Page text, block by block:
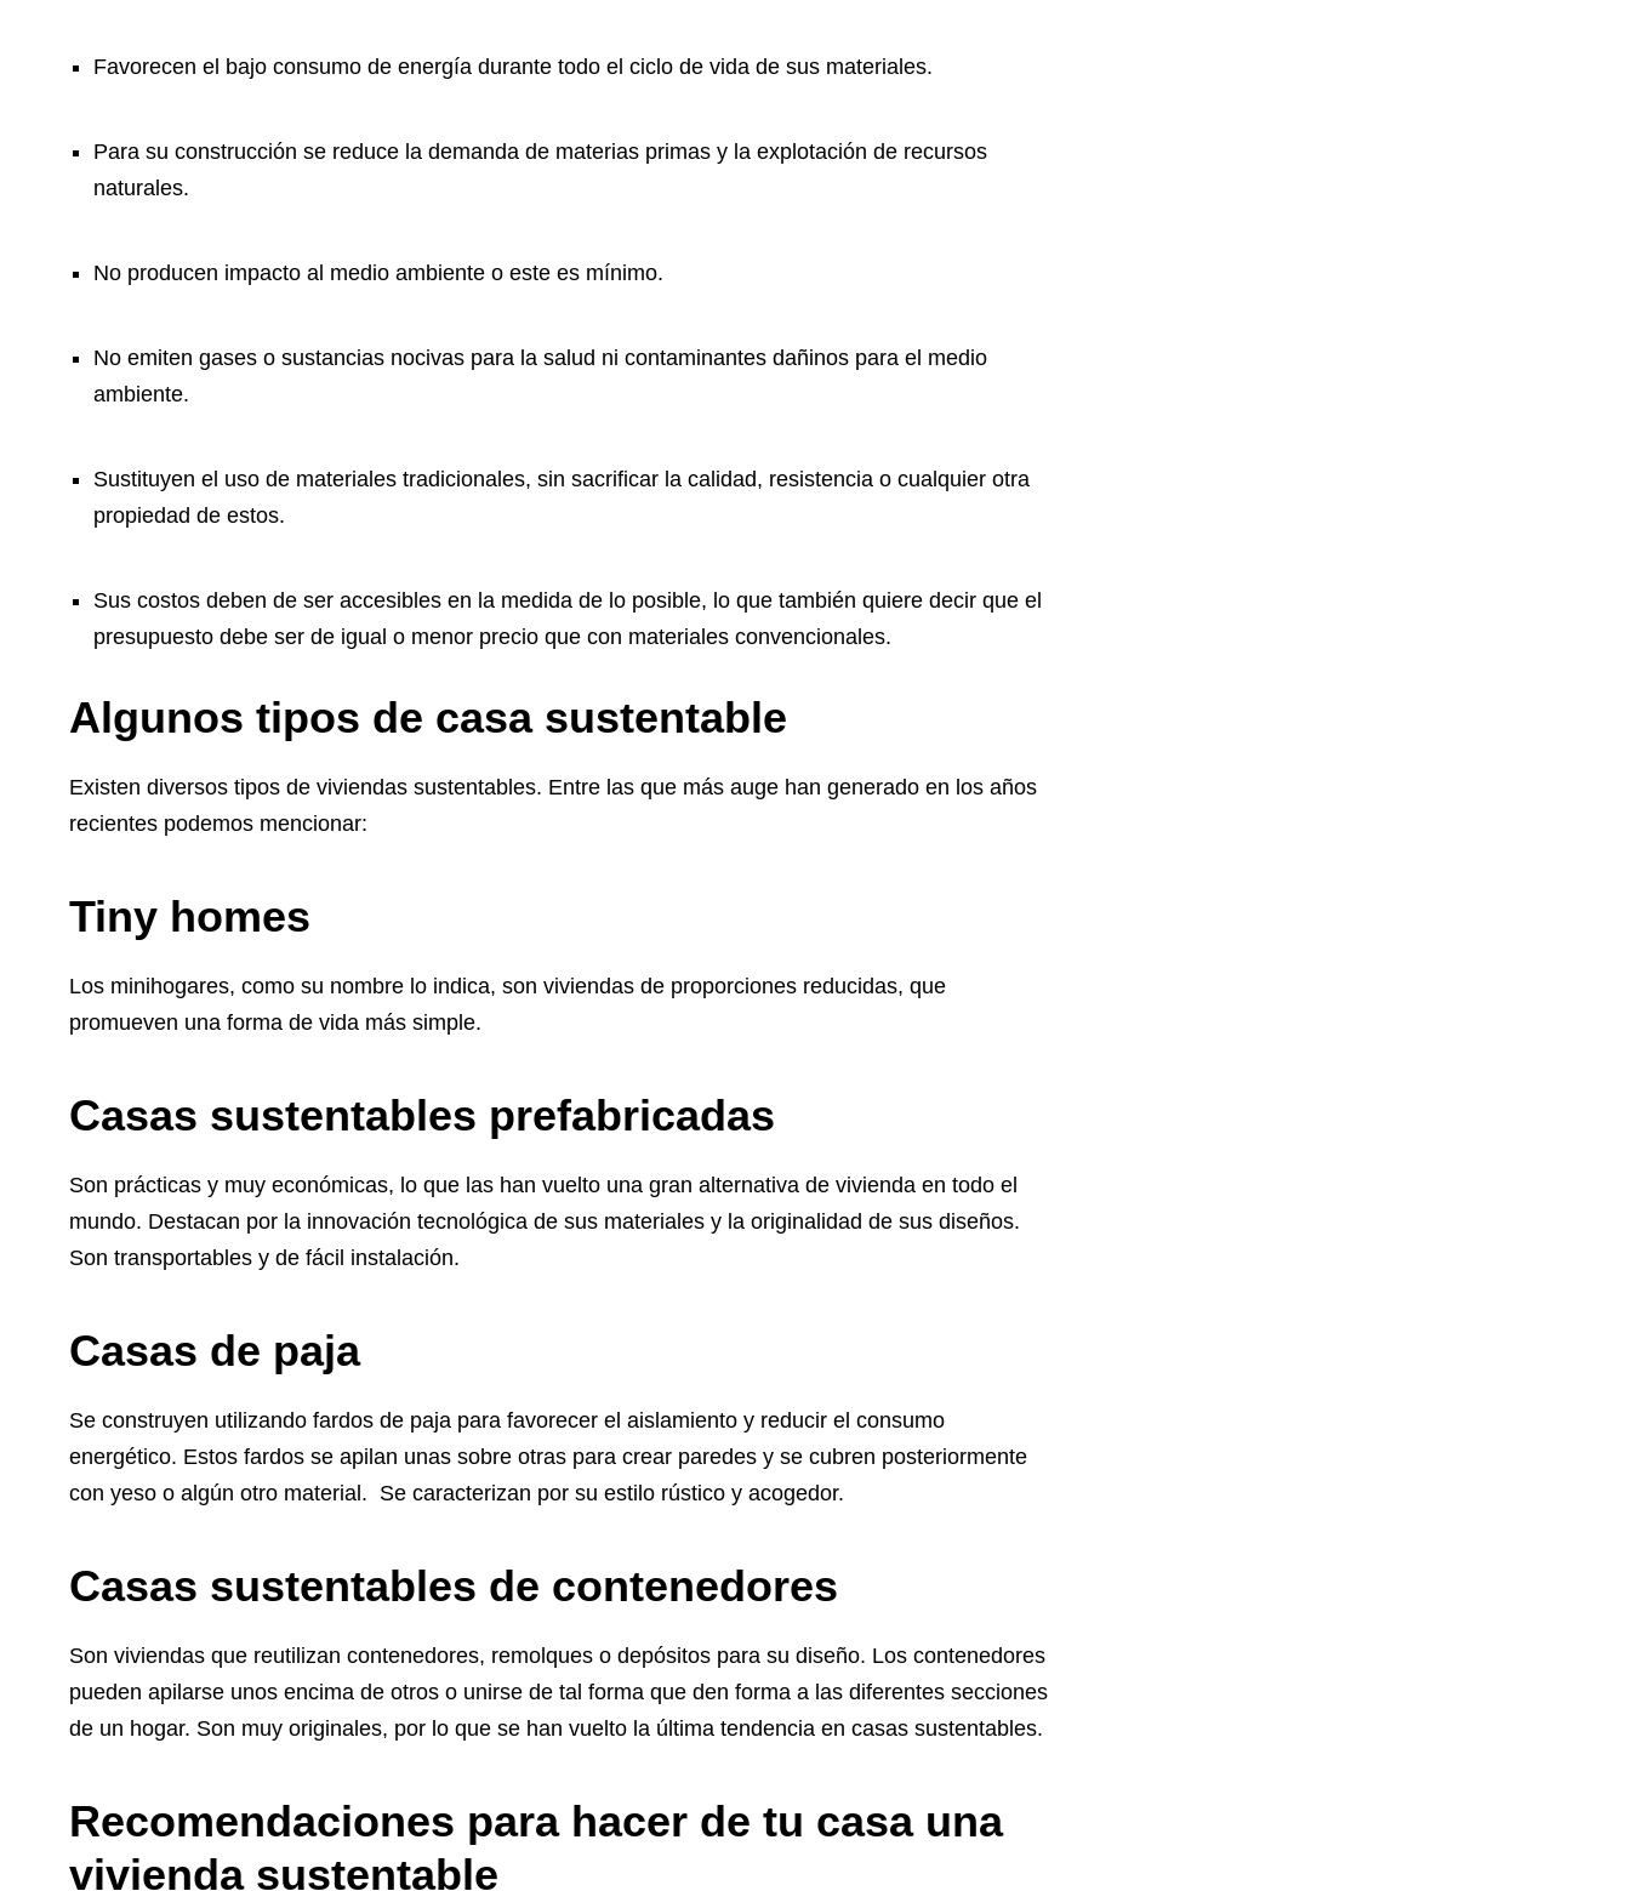
Favorecen el bajo consumo de energía durante todo el ciclo de vida de sus materiales.
Para su construcción se reduce la demanda de materias primas y la explotación de recursos
naturales.
No producen impacto al medio ambiente o este es mínimo.
No emiten gases o sustancias nocivas para la salud ni contaminantes dañinos para el medio
ambiente.
Sustituyen el uso de materiales tradicionales, sin sacrificar la calidad, resistencia o cualquier otra
propiedad de estos.
Sus costos deben de ser accesibles en la medida de lo posible, lo que también quiere decir que el
presupuesto debe ser de igual o menor precio que con materiales convencionales.
Algunos tipos de casa sustentable
Existen diversos tipos de viviendas sustentables. Entre las que más auge han generado en los años
recientes podemos mencionar:
Tiny homes
Los minihogares, como su nombre lo indica, son viviendas de proporciones reducidas, que
promueven una forma de vida más simple.
Casas sustentables prefabricadas
Son prácticas y muy económicas, lo que las han vuelto una gran alternativa de vivienda en todo el
mundo. Destacan por la innovación tecnológica de sus materiales y la originalidad de sus diseños.
Son transportables y de fácil instalación.
Casas de paja
Se construyen utilizando fardos de paja para favorecer el aislamiento y reducir el consumo
energético. Estos fardos se apilan unas sobre otras para crear paredes y se cubren posteriormente
con yeso o algún otro material. Se caracterizan por su estilo rústico y acogedor.
Casas sustentables de contenedores
Son viviendas que reutilizan contenedores, remolques o depósitos para su diseño. Los contenedores
pueden apilarse unos encima de otros o unirse de tal forma que den forma a las diferentes secciones
de un hogar. Son muy originales, por lo que se han vuelto la última tendencia en casas sustentables.
Recomendaciones para hacer de tu casa una
vivienda sustentable